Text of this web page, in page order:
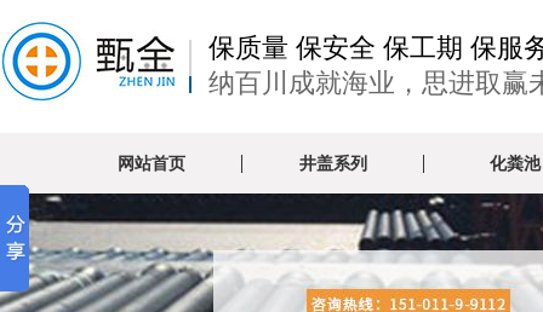
保质量 保安全 保工期 保服
纳百川成就海业，思进取赢
网站首页 井盖系列 化粪池